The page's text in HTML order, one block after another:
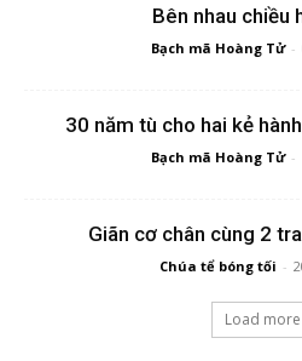
Bên nhau chiều
Bạch mã Hoàng Tử -
30 năm tù cho hai kẻ
Bạch mã Hoàng Tử -
Giãn cơ chân cùng 2
Chúa tể bóng tối -
Load more